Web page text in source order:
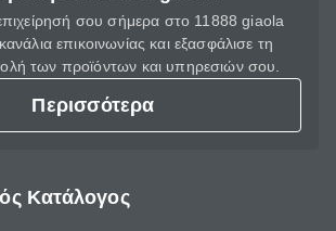
σου σήμερα στο 11888 giaola
επικοινωνίας και εξασφάλισε τη
των προϊόντων και υπηρεσιών σου.
Περισσότερα
Κατάλογος